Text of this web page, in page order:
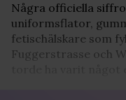
Några officiella
uniformsflator,
fetischälskare som
Fuggerstrasse och